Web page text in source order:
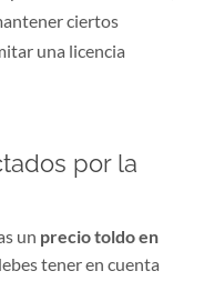
ciertos
una licencia
por la
un precio toldo en
tener en cuenta